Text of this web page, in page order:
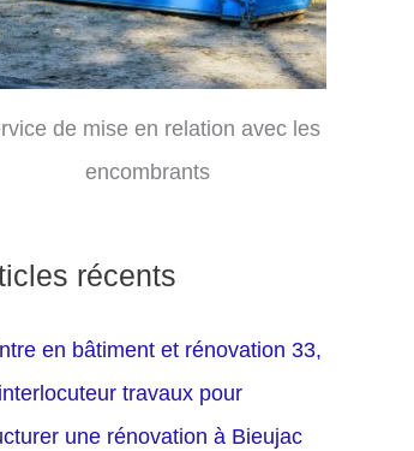
de mise en relation avec les
encombrants
récents
en bâtiment et rénovation 33,
travaux pour
une rénovation à Bieujac